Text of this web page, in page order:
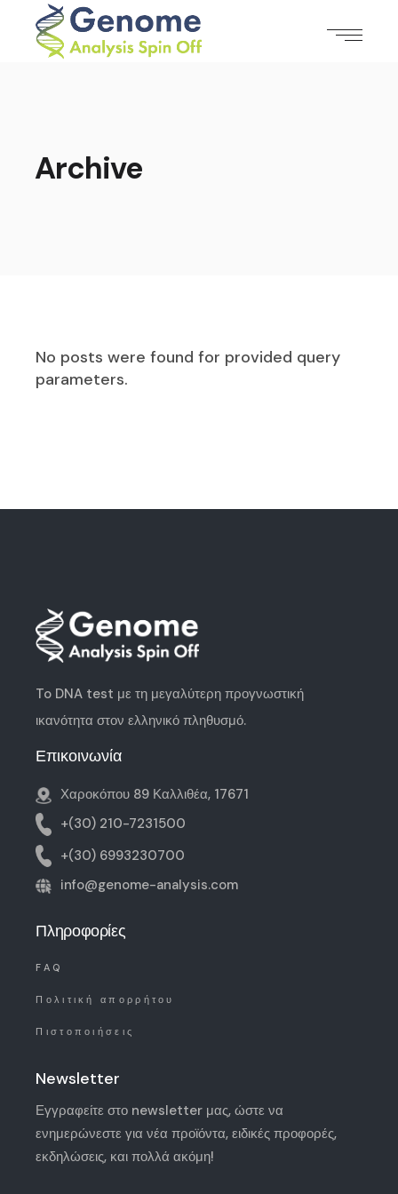
Archive
No posts were found for provided query
parameters.
To DNA test με τη μεγαλύτερη προγνωστική
ικανότητα στον ελληνικό πληθυσμό.
Επικοινωνία
Χαροκόπου 89 Καλλιθέα, 17671
+(30) 210-7231500
+(30) 6993230700
info@genome-analysis.com
Πληροφορίες
FAQ
Πολιτική απορρήτου
Πιστοποιήσεις
Newsletter
Εγγραφείτε στο newsletter μας, ώστε να
ενημερώνεστε για νέα προϊόντα, ειδικές προφορές,
εκδηλώσεις, και πολλά ακόμη!